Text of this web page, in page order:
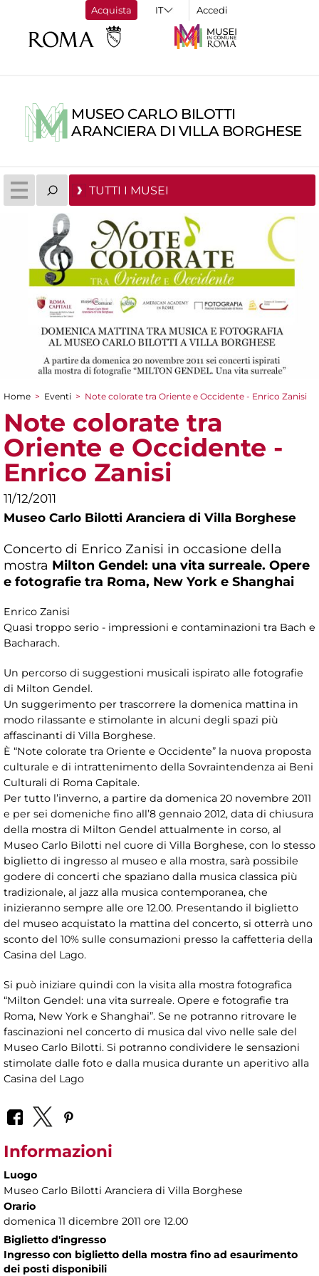
Acquista Accedi
MUSEO CARLO BILOTTI
ARANCIERA DI VILLA BORGHESE
TUTTI I MUSEI
Tu sei qui
Home > Eventi > Note colorate tra Oriente e Occidente - Enrico Zanisi
Note colorate tra
Oriente e Occidente -
Enrico Zanisi
11/12/2011
Museo Carlo Bilotti Aranciera di Villa Borghese
Concerto di Enrico Zanisi in occasione della
mostra Milton Gendel: una vita surreale. Opere
e fotografie tra Roma, New York e Shanghai
Enrico Zanisi
Quasi troppo serio - impressioni e contaminazioni tra Bach e
Bacharach.
Un percorso di suggestioni musicali ispirato alle fotografie
di Milton Gendel.
Un suggerimento per trascorrere la domenica mattina in
modo rilassante e stimolante in alcuni degli spazi più
affascinanti di Villa Borghese.
È “Note colorate tra Oriente e Occidente” la nuova proposta
culturale e di intrattenimento della Sovraintendenza ai Beni
Culturali di Roma Capitale.
Per tutto l’inverno, a partire da domenica 20 novembre 2011
e per sei domeniche fino all’8 gennaio 2012, data di chiusura
della mostra di Milton Gendel attualmente in corso, al
Museo Carlo Bilotti nel cuore di Villa Borghese, con lo stesso
biglietto di ingresso al museo e alla mostra, sarà possibile
godere di concerti che spaziano dalla musica classica più
tradizionale, al jazz alla musica contemporanea, che
inizieranno sempre alle ore 12.00. Presentando il biglietto
del museo acquistato la mattina del concerto, si otterrà uno
sconto del 10% sulle consumazioni presso la caffetteria della
Casina del Lago.
Si può iniziare quindi con la visita alla mostra fotografica
“Milton Gendel: una vita surreale. Opere e fotografie tra
Roma, New York e Shanghai”. Se ne potranno ritrovare le
fascinazioni nel concerto di musica dal vivo nelle sale del
Museo Carlo Bilotti. Si potranno condividere le sensazioni
stimolate dalle foto e dalla musica durante un aperitivo alla
Casina del Lago
Informazioni
Luogo
Museo Carlo Bilotti Aranciera di Villa Borghese
Orario
domenica 11 dicembre 2011 ore 12.00
Biglietto d'ingresso
Ingresso con biglietto della mostra fino ad esaurimento
dei posti disponibili